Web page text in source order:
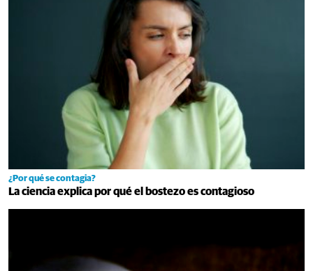
¿Por qué se contagia?
La ciencia explica por qué el bostezo es contagioso